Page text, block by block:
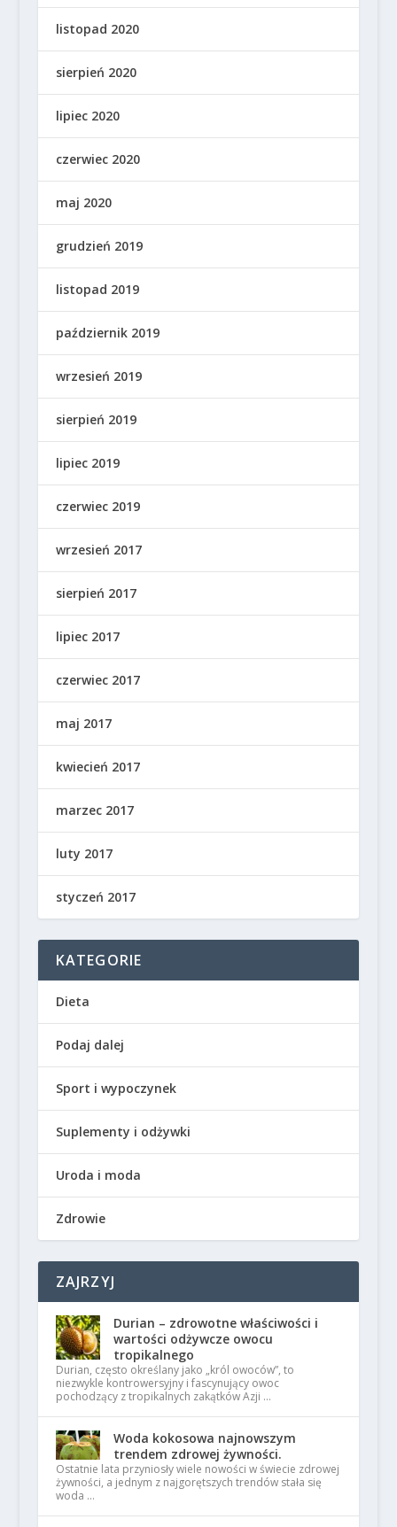
listopad 2020
sierpień 2020
lipiec 2020
czerwiec 2020
maj 2020
grudzień 2019
listopad 2019
październik 2019
wrzesień 2019
sierpień 2019
lipiec 2019
czerwiec 2019
wrzesień 2017
sierpień 2017
lipiec 2017
czerwiec 2017
maj 2017
kwiecień 2017
marzec 2017
luty 2017
styczeń 2017
KATEGORIE
Dieta
Podaj dalej
Sport i wypoczynek
Suplementy i odżywki
Uroda i moda
Zdrowie
ZAJRZYJ
Durian – zdrowotne właściwości i
wartości odżywcze owocu
tropikalnego
Durian, często określany jako „król owoców”, to
niezwykle kontrowersyjny i fascynujący owoc
pochodzący z tropikalnych zakątków Azji …
Woda kokosowa najnowszym
trendem zdrowej żywności.
Ostatnie lata przyniosły wiele nowości w świecie zdrowej
żywności, a jednym z najgorętszych trendów stała się
woda …